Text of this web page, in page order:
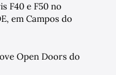
F40 e F50 no
em Campos do
Open Doors do